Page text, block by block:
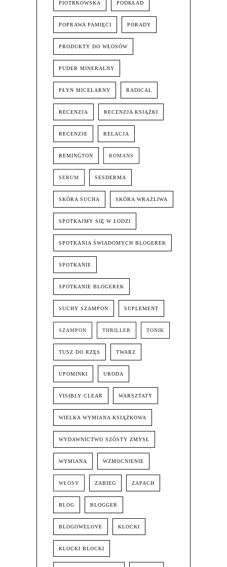
PIOTRKOWSKA PODKŁAD
POPRAWA PAMIĘCI PORADY
PRODUKTY DO WŁOSÓW
PUDER MINERALNY
PŁYN MICELARNY RADICAL
RECENZJA RECENZJA KSIĄŻKI
RECENZJE RELACJA
REMINGTON ROMANS
SERUM SESDERMA
SKÓRA SUCHA SKÓRA WRAŻLIWA
SPOTKAJMY SIĘ W ŁODZI
SPOTKANIA ŚWIADOMYCH BLOGEREK
SPOTKANIE
SPOTKANIE BLOGEREK
SUCHY SZAMPON SUPLEMENT
SZAMPON THRILLER TONIK
TUSZ DO RZĘS TWARZ
UPOMINKI URODA
VISIBLY CLEAR WARSZTATY
WIELKA WYMIANA KSIĄŻKOWA
WYDAWNICTWO SZÓSTY ZMYSŁ
WYMIANA WZMOCNIENIE
WŁOSY ZABIEG ZAPACH
BLOG BLOGGER
BLOGOWELOVE KLOCKI
KLOCKI BLOCKI